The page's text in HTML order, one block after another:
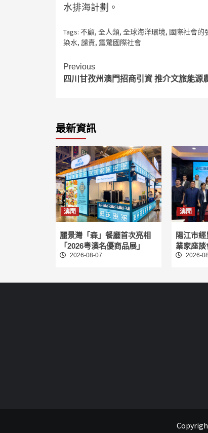
水排海計劃。
Tags: 不顧, 全人類, 全球海洋環境, 國際社會的
染水, 譴責, 震驚國際社會
Continue
Reading
Previous
四川甘孜州澳門招商引資 推介文旅能源
最新資訊
澳聞
麗景灣「森」餐廳首次亮相
「2026粵澳名優商品展」
2026-08-07
澳聞
陽江市
業家座談
2026-